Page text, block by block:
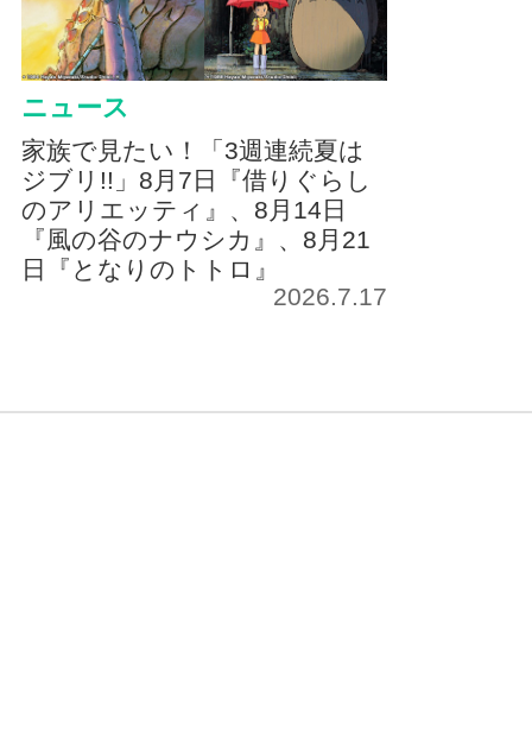
ニュース
家族で見たい！「3週連続夏は
ジブリ!!」8月7日『借りぐらし
のアリエッティ』、8月14日
『風の谷のナウシカ』、8月21
日『となりのトトロ』
2026.7.17